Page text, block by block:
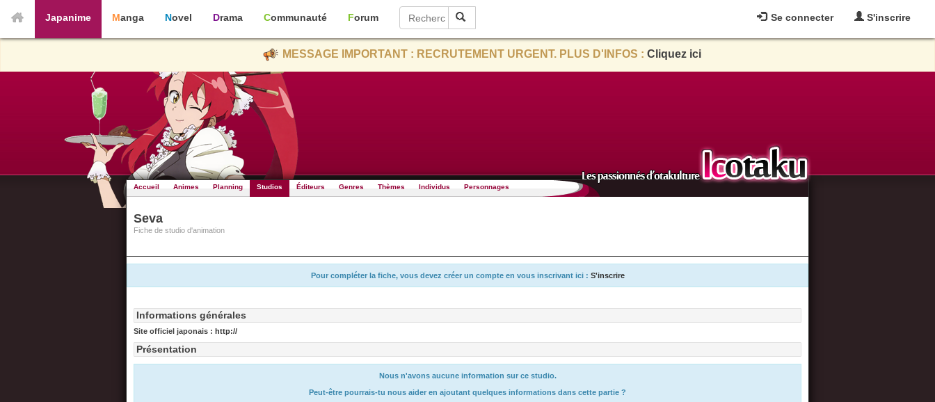
Se connecter S'inscrire
Japanime Manga Novel Drama Communauté Forum
MESSAGE IMPORTANT : RECRUTEMENT URGENT. PLUS D'INFOS : Cliquez ici
Accueil Animes Planning Studios Éditeurs Genres Thèmes Individus Personnages
Seva
Fiche de studio d'animation
Pour compléter la fiche, vous devez créer un compte en vous inscrivant ici : S'inscrire
Informations générales
Site officiel japonais : http://
Présentation
Nous n'avons aucune information sur ce studio.
Peut-être pourrais-tu nous aider en ajoutant quelques informations dans cette partie ?